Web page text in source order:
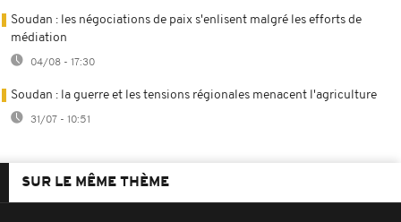
Soudan : les négociations de paix s'enlisent malgré les efforts de
médiation
04/08 - 17:30
Soudan : la guerre et les tensions régionales menacent l'agriculture
31/07 - 10:51
SUR LE MÊME THÈME